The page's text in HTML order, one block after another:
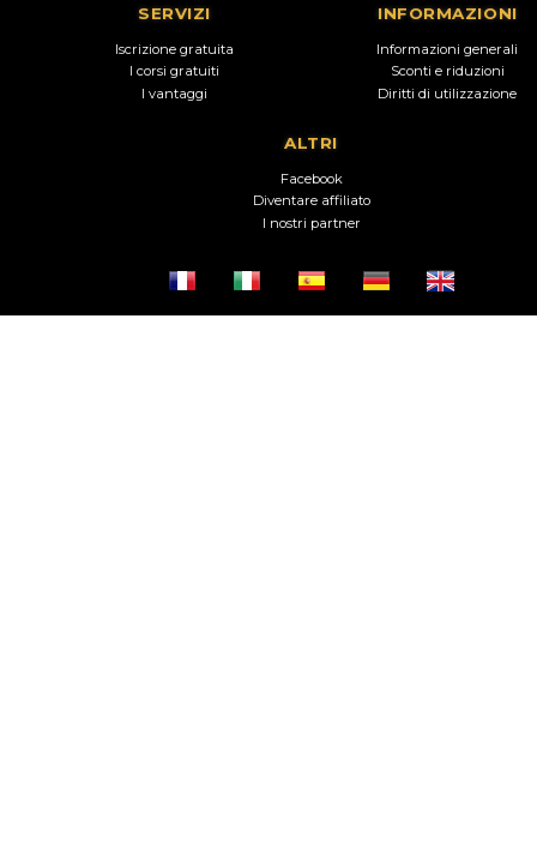
SERVIZI
Iscrizione gratuita
I corsi gratuiti
I vantaggi
INFORMAZIONI
Informazioni generali
Sconti e riduzioni
Diritti di utilizzazione
ALTRI
Facebook
Diventare affiliato
I nostri partner